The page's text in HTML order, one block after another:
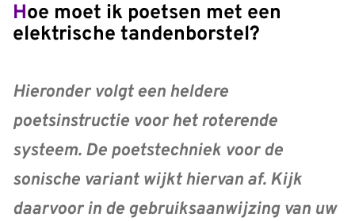
Hoe moet ik poetsen met een
elektrische tandenborstel?
Hieronder volgt een heldere
poetsinstructie voor het roterende
systeem. De poetstechniek voor de
sonische variant wijkt hiervan af. Kijk
daarvoor in de gebruiksaanwijzing van uw